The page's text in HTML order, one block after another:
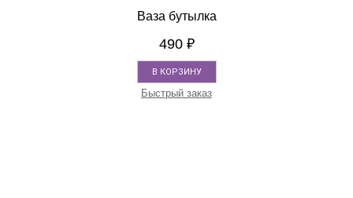
Ваза бутылка
490 ₽
В КОРЗИНУ
Быстрый заказ